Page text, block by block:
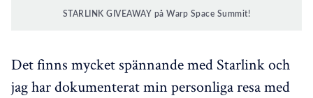
STARLINK GIVEAWAY på Warp Space Summit!
Det finns mycket spännande med Starlink och
jag har dokumenterat min personliga resa med